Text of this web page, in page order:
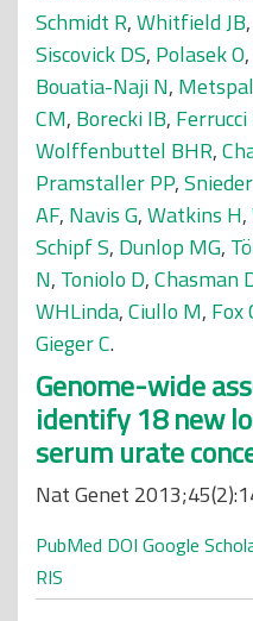
Schmidt R,Whitfield JB,
Siscovick DS, Polasek O,
Bouatia-Naji N,
CM, Borecki IB, Ferrucci
Wolffenbuttel BHR,
Pramstaller PP,
AF, Navis G,Watkins H,
Schipf S, Dunlop MG,
N, Toniolo D,Chasman
WHLinda,Ciullo M, Fox
Gieger C.
Genome-wide
identify 18 new
serum urate
Nat Genet
PubMed DOI Google
RIS